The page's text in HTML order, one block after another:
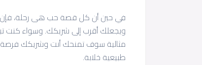
في حين أن كل قصة حب هى رحلة، فإن
ويجعلك أقرب إلى شريكك. وسواء كنت
مثالية سوف تمنحك أنت وشريكك فرصة
طبيعية خلابة.